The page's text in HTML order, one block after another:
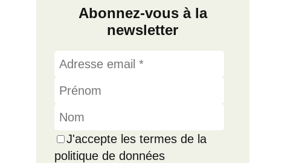
Abonnez-vous à la
newsletter
J'accepte les termes de la
politique de données